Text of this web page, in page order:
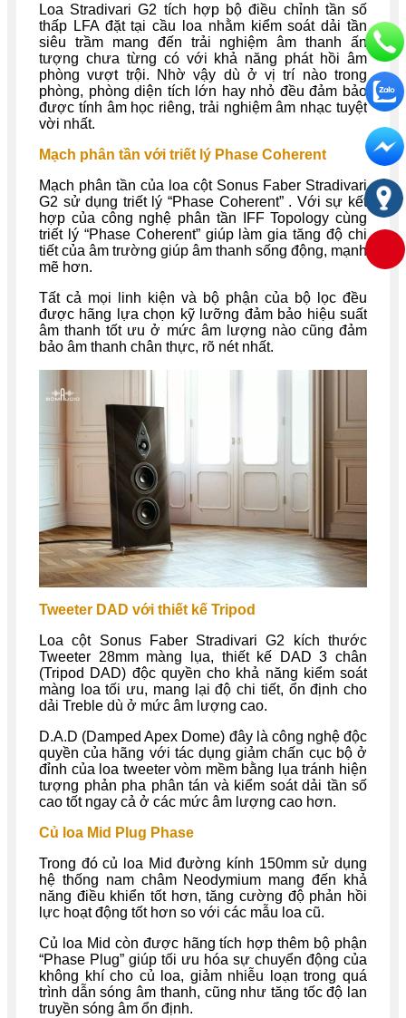
Loa Stradivari G2 tích hợp bộ điều chỉnh tần số
thấp LFA đặt tại cầu loa nhằm kiểm soát dải tần
siêu trầm mang đến trải nghiệm âm thanh ấn
tượng chưa từng có với khả năng phát hồi âm
phòng vượt trội. Nhờ vậy dù ở vị trí nào trong
phòng, phòng diện tích lớn hay nhỏ đều đảm bảo
được tính âm học riêng, trải nghiệm âm nhạc tuyệt
vời nhất.
Mạch phân tần với triết lý Phase Coherent
Mạch phân tần của loa cột Sonus Faber Stradivari
G2 sử dụng triết lý “Phase Coherent” . Với sự kết
hợp của công nghệ phân tần IFF Topology cùng
triết lý “Phase Coherent” giúp làm gia tăng độ chi
tiết của âm trường giúp âm thanh sống động, mạnh
mẽ hơn.
Tất cả mọi linh kiện và bộ phận của bộ lọc đều
được hãng lựa chọn kỹ lưỡng đảm bảo hiệu suất
âm thanh tốt ưu ở mức âm lượng nào cũng đảm
bảo âm thanh chân thực, rõ nét nhất.
Tweeter DAD với thiết kế Tripod
Loa cột Sonus Faber Stradivari G2 kích thước
Tweeter 28mm màng lụa, thiết kế DAD 3 chân
(Tripod DAD) độc quyền cho khả năng kiểm soát
màng loa tối ưu, mang lại độ chi tiết, ổn định cho
dải Treble dù ở mức âm lượng cao.
D.A.D (Damped Apex Dome) đây là công nghệ độc
quyền của hãng với tác dụng giảm chấn cục bộ ở
đỉnh của loa tweeter vòm mềm bằng lụa tránh hiện
tượng phản pha phân tán và kiểm soát dải tần số
cao tốt ngay cả ở các mức âm lượng cao hơn.
Củ loa Mid Plug Phase
Trong đó củ loa Mid đường kính 150mm sử dụng
hệ thống nam châm Neodymium mang đến khả
năng điều khiển tốt hơn, tăng cường độ phản hồi
lực hoạt động tốt hơn so với các mẫu loa cũ.
Củ loa Mid còn được hãng tích hợp thêm bộ phận
“Phase Plug” giúp tối ưu hóa sự chuyển động của
không khí cho củ loa, giảm nhiễu loạn trong quá
trình dẫn sóng âm thanh, cũng như tăng tốc độ lan
truyền sóng âm ổn định.